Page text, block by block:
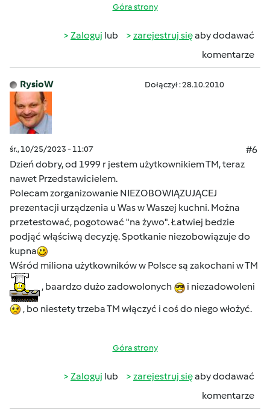
Góra strony
Zaloguj lub zarejestruj sięaby dodawać
komentarze
RysioW Dołączył : 28.10.2010
śr., 10/25/2023 - 11:07
#6
Dzień dobry, od 1999 r jestem użytkownikiem TM, teraz
nawet Przedstawicielem.
Polecam zorganizowanie NIEZOBOWIĄZUJĄCEJ
prezentacji urządzenia u Was w Waszej kuchni. Można
przetestować, pogotować "na żywo". Łatwiej bedzie
podjąć włąściwą decyzję. Spotkanie niezobowiązuje do
kupna
Wśród miliona użytkowników w Polsce są zakochani w TM
, baardzo dużo zadowolonych
i niezadowoleni
, bo niestety trzeba TM włączyć i coś do niego włożyć.
Góra strony
Zaloguj lub zarejestruj sięaby dodawać
komentarze